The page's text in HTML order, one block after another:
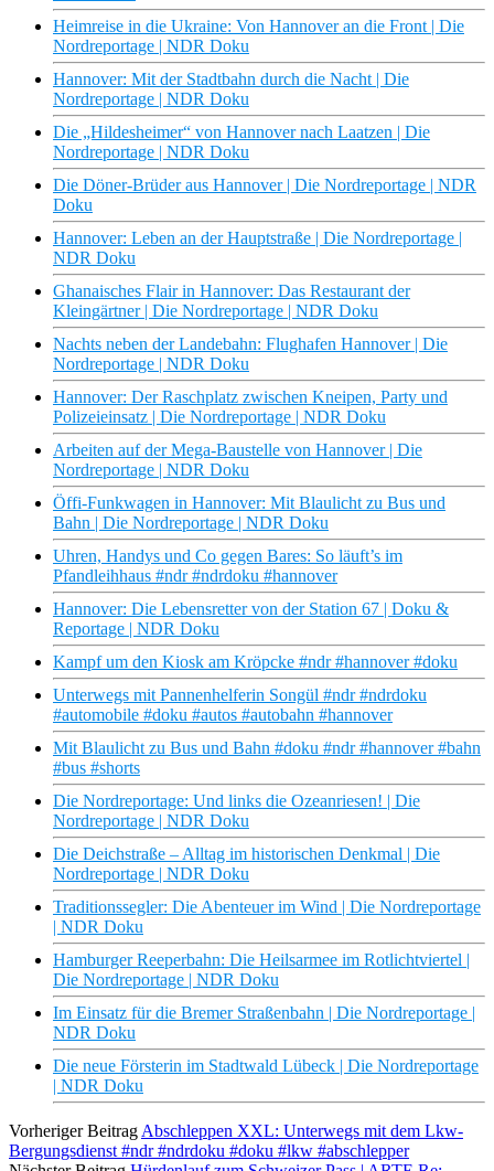
Heimreise in die Ukraine: Von Hannover an die Front | Die
Nordreportage | NDR Doku
Hannover: Mit der Stadtbahn durch die Nacht | Die
Nordreportage | NDR Doku
Die „Hildesheimer“ von Hannover nach Laatzen | Die
Nordreportage | NDR Doku
Die Döner-Brüder aus Hannover | Die Nordreportage | NDR
Doku
Hannover: Leben an der Hauptstraße | Die Nordreportage |
NDR Doku
Ghanaisches Flair in Hannover: Das Restaurant der
Kleingärtner | Die Nordreportage | NDR Doku
Nachts neben der Landebahn: Flughafen Hannover | Die
Nordreportage | NDR Doku
Hannover: Der Raschplatz zwischen Kneipen, Party und
Polizeieinsatz | Die Nordreportage | NDR Doku
Arbeiten auf der Mega-Baustelle von Hannover | Die
Nordreportage | NDR Doku
Öffi-Funkwagen in Hannover: Mit Blaulicht zu Bus und
Bahn | Die Nordreportage | NDR Doku
Uhren, Handys und Co gegen Bares: So läuft’s im
Pfandleihhaus #ndr #ndrdoku #hannover
Hannover: Die Lebensretter von der Station 67 | Doku &
Reportage | NDR Doku
Kampf um den Kiosk am Kröpcke #ndr #hannover #doku
Unterwegs mit Pannenhelferin Songül #ndr #ndrdoku
#automobile #doku #autos #autobahn #hannover
Mit Blaulicht zu Bus und Bahn #doku #ndr #hannover #bahn
#bus #shorts
Die Nordreportage: Und links die Ozeanriesen! | Die
Nordreportage | NDR Doku
Die Deichstraße – Alltag im historischen Denkmal | Die
Nordreportage | NDR Doku
Traditionssegler: Die Abenteuer im Wind | Die Nordreportage
| NDR Doku
Hamburger Reeperbahn: Die Heilsarmee im Rotlichtviertel |
Die Nordreportage | NDR Doku
Im Einsatz für die Bremer Straßenbahn | Die Nordreportage |
NDR Doku
Die neue Försterin im Stadtwald Lübeck | Die Nordreportage
| NDR Doku
Vorheriger Beitrag Abschleppen XXL: Unterwegs mit dem Lkw-
Bergungsdienst #ndr #ndrdoku #doku #lkw #abschlepper